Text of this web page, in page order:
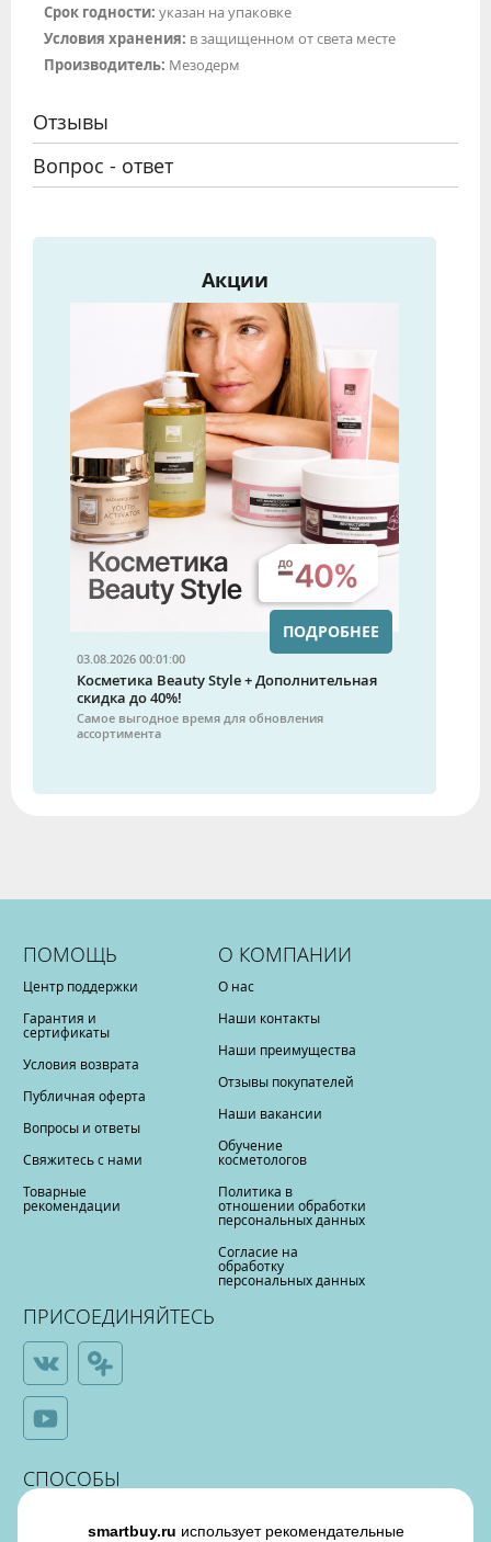
Срок годности: указан на упаковке
Условия хранения: в защищенном от света месте
Производитель: Мезодерм
Отзывы
Вопрос - ответ
Акции
03.08.2026 00:01:00
Косметика Beauty Style + Дополнительная
скидка до 40%!
Самое выгодное время для обновления
ассортимента
ПОДРОБНЕЕ
ПОМОЩЬ
Центр поддержки
Гарантия и
сертификаты
Условия возврата
Публичная оферта
Вопросы и ответы
Свяжитесь с нами
Товарные
рекомендации
О КОМПАНИИ
О нас
Наши контакты
Наши преимущества
Отзывы покупателей
Наши вакансии
Обучение
косметологов
Политика в
отношении обработки
персональных данных
Согласие на
обработку
персональных данных
ПРИСОЕДИНЯЙТЕСЬ
СПОСОБЫ
ОПЛАТЫ
smartbuy.ru использует рекомендательные